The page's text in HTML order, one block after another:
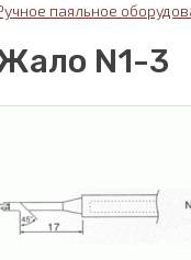
паяльное
N1-3